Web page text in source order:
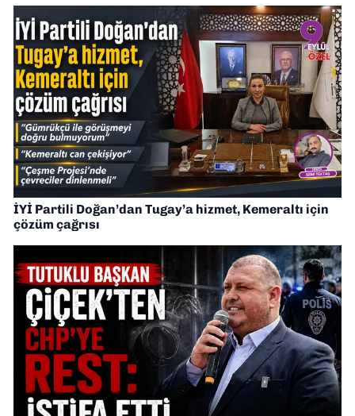
İYİ Partili Doğan’dan Tugay’a hizmet, Kemeraltı için
çözüm çağrısı